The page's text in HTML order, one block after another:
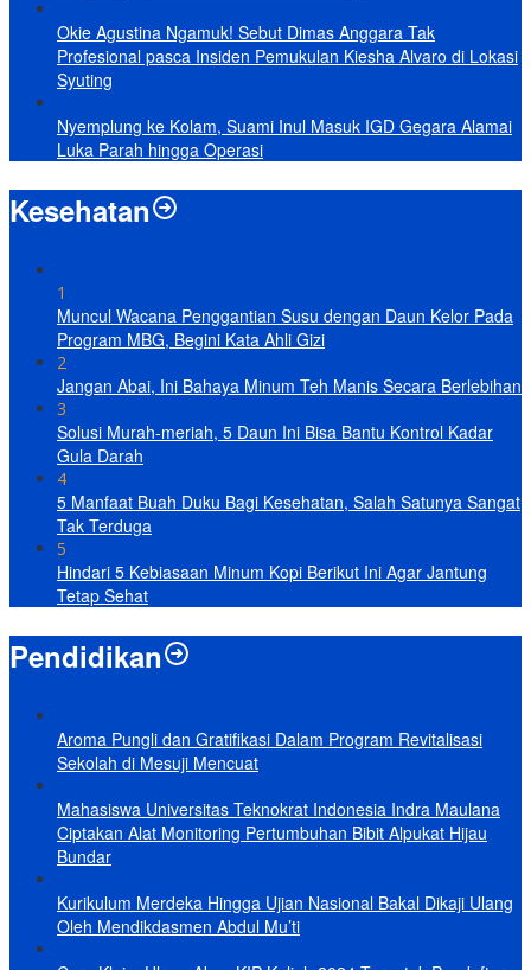
Okie Agustina Ngamuk! Sebut Dimas Anggara Tak
Profesional pasca Insiden Pemukulan Kiesha Alvaro di Lokasi
Syuting
Nyemplung ke Kolam, Suami Inul Masuk IGD Gegara Alamai
Luka Parah hingga Operasi
Kesehatan
1
Muncul Wacana Penggantian Susu dengan Daun Kelor Pada
Program MBG, Begini Kata Ahli Gizi
2
Jangan Abai, Ini Bahaya Minum Teh Manis Secara Berlebihan
3
Solusi Murah-meriah, 5 Daun Ini Bisa Bantu Kontrol Kadar
Gula Darah
4
5 Manfaat Buah Duku Bagi Kesehatan, Salah Satunya Sangat
Tak Terduga
5
Hindari 5 Kebiasaan Minum Kopi Berikut Ini Agar Jantung
Tetap Sehat
Pendidikan
Aroma Pungli dan Gratifikasi Dalam Program Revitalisasi
Sekolah di Mesuji Mencuat
Mahasiswa Universitas Teknokrat Indonesia Indra Maulana
Ciptakan Alat Monitoring Pertumbuhan Bibit Alpukat Hijau
Bundar
Kurikulum Merdeka Hingga Ujian Nasional Bakal Dikaji Ulang
Oleh Mendikdasmen Abdul Mu’ti